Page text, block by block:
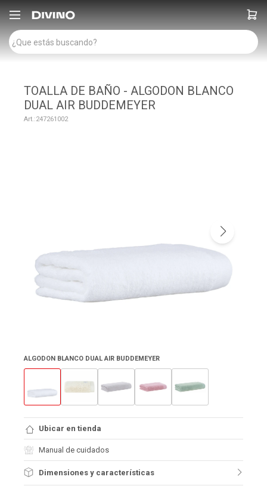

TOALLA DE BAÑO - ALGODON BLANCO
DUAL AIR BUDDEMEYER
247261002
ALGODON BLANCO DUAL AIR BUDDEMEYER
Ubicar en tienda
Manual de cuidados
Dimensiones y características